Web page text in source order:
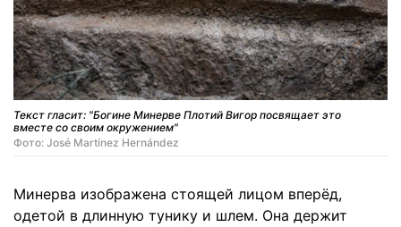
Текст гласит: "Богине Минерве Плотий Вигор посвящает это
вместе со своим окружением"
Фото: José Martínez Hernández
Минерва изображена стоящей лицом вперёд,
одетой в длинную тунику и шлем. Она держит